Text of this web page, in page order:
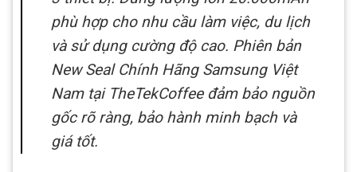
phù hợp cho nhu cầu làm việc, du lịch
và sử dụng cường độ cao. Phiên bản
New Seal Chính Hãng Samsung Việt
Nam tại TheTekCoffee đảm bảo nguồn
gốc rõ ràng, bảo hành minh bạch và
giá tốt.